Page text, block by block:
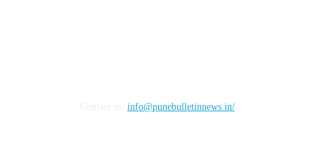
info@punebulletinnews.in/